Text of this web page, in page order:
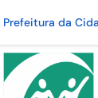
Prefeitura da